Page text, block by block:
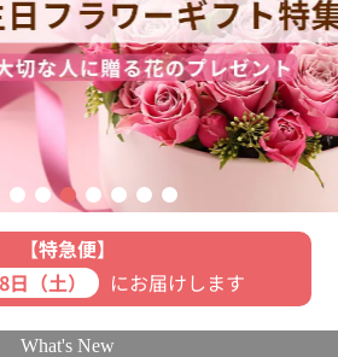
【特急便】
（土）
にお届けします
What's New